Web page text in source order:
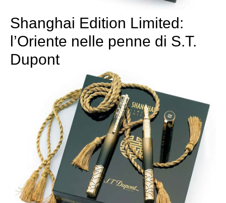
Shanghai Edition Limited:
l’Oriente nelle penne di S.T.
Dupont